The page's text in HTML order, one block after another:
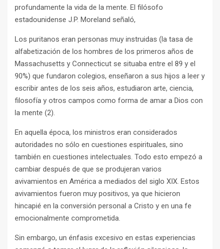
profundamente la vida de la mente. El filósofo
estadounidense J.P. Moreland señaló,
Los puritanos eran personas muy instruidas (la tasa de
alfabetización de los hombres de los primeros años de
Massachusetts y Connecticut se situaba entre el 89 y el
90%) que fundaron colegios, enseñaron a sus hijos a leer y
escribir antes de los seis años, estudiaron arte, ciencia,
filosofía y otros campos como forma de amar a Dios con
la mente (2).
En aquella época, los ministros eran considerados
autoridades no sólo en cuestiones espirituales, sino
también en cuestiones intelectuales. Todo esto empezó a
cambiar después de que se produjeran varios
avivamientos en América a mediados del siglo XIX. Estos
avivamientos fueron muy positivos, ya que hicieron
hincapié en la conversión personal a Cristo y en una fe
emocionalmente comprometida.
Sin embargo, un énfasis excesivo en estas experiencias